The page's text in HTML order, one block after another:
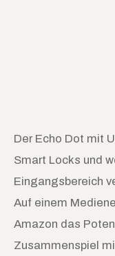
Der Echo Dot mit
Smart Locks und
Eingangsbereich
Auf einem
Amazon das
Zusammenspiel